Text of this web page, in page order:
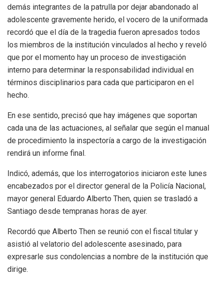
demás integrantes de la patrulla por dejar abandonado al
adolescente gravemente herido, el vocero de la uniformada
recordó que el día de la tragedia fueron apresados todos
los miembros de la institución vinculados al hecho y reveló
que por el momento hay un proceso de investigación
interno para determinar la responsabilidad individual en
términos disciplinarios para cada que participaron en el
hecho.
En ese sentido, precisó que hay imágenes que soportan
cada una de las actuaciones, al señalar que según el manual
de procedimiento la inspectoría a cargo de la investigación
rendirá un informe final.
Indicó, además, que los interrogatorios iniciaron este lunes
encabezados por el director general de la Policía Nacional,
mayor general Eduardo Alberto Then, quien se trasladó a
Santiago desde tempranas horas de ayer.
Recordó que Alberto Then se reunió con el fiscal titular y
asistió al velatorio del adolescente asesinado, para
expresarle sus condolencias a nombre de la institución que
dirige.